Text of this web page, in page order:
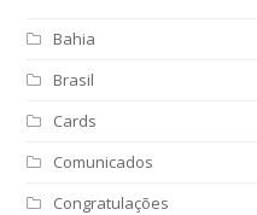
Bahia
Brasil
Cards
Comunicados
Congratulações